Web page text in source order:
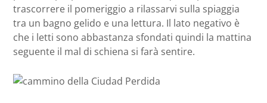
trascorrere il pomeriggio a rilassarvi sulla spiaggia
tra un bagno gelido e una lettura. Il lato negativo è
che i letti sono abbastanza sfondati quindi la mattina
seguente il mal di schiena si farà sentire.